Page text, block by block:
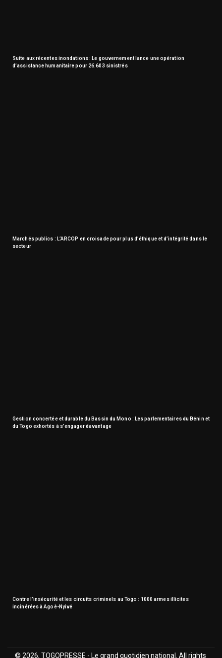
Suite aux récentes inondations : Le gouvernement lance une opération
d’assistance humanitaire pour 26.603 sinistrés
Marchés publics : L’ARCOP en croisade pour plus d’éthique et d’intégrité dans le
secteur
Gestion concertée et durable du Bassin du Mono : Les parlementaires du Bénin et
du Togo exhortés à s’engager davantage
Contre l’insécurité et les circuits criminels au Togo : 1000 armes illicites
incinérées à Agoè-Nyivé
© 2026, TOGOPRESSE - Le grand quotidien national. All rights